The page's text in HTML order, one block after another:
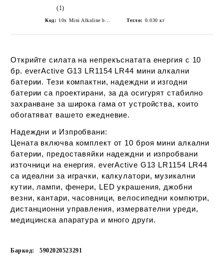
(1)
Код: Тегло: 0.030 кг
Открийте силата на непрекъснатата енергия с 10
бр. everActive G13 LR1154 LR44 мини алкални
батерии. Тези компактни, надеждни и изгодни
батерии са проектирани, за да осигурят стабилно
захранване за широка гама от устройства, които
обогатяват вашето ежедневие.
Надеждни и Изпробвани:
Цената включва комплект от 10 броя мини алкални
батерии, предоставяйки надеждни и изпробвани
източници на енергия. everActive G13 LR1154 LR44
са идеални за играчки, калкулатори, музикални
кутии, лампи, фенери, LED украшения, джобни
везни, кантари, часовници, велосипедни компютри,
дистанционни управления, измервателни уреди,
медицинска апаратура и много други.
Баркод: 5902020523291